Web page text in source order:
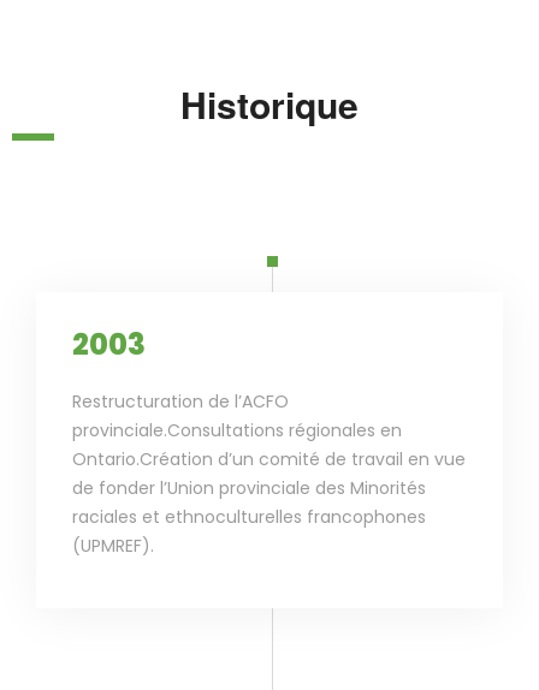
Historique
2003
Restructuration de l’ACFO
provinciale.Consultations régionales en
Ontario.Création d’un comité de travail en vue
de fonder l’Union provinciale des Minorités
raciales et ethnoculturelles francophones
(UPMREF).